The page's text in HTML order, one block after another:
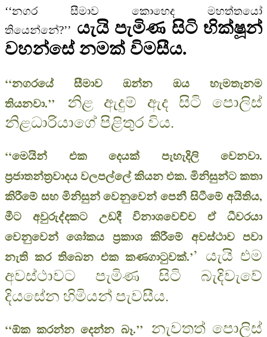
‘‘නගර සීමාව කොහෙද මහත්තයෝ
තියෙන්නේ?’’ යැයි පැමිණ සිටි භික්ෂූන්
වහන්සේ නමක් විමසීය.
‘‘නගරයේ සීමාව ඔන්න ඔය හැමතැනම
තියනවා.’’
නිළ ඇදුම් ඇද සිටි පොලිස්
නිළධාරියාගේ පිළිතුර විය.
‘‘මෙයින් එක දෙයක් පැහැදිලි වෙනවා.
ප‍්‍රජාතන්ත‍්‍රවාදය වලපල්ලේ කියන එක. මිනිසුන්ට කතා
කිරීමේ සහ මිනිසුන් වෙනුවෙන් පෙනී සිටීමේ අයිතිය,
මීට අවුරුද්දකට උඩදී විනාශවෙච්ච ඒ ධීවරයා
වෙනුවෙන් ශෝකය ප‍්‍රකාශ කිරීමේ අවස්ථාව පවා
නැති කර තිබෙන එක කණගාටුවක්.’’ යැයි එම
අවස්ථාවට පැමිණ සිටි බැදිවැවේ
දියසේන හිමියන් පැවසීය.
‘‘ඕක කරන්න දෙන්න බෑ.’’ නැවතත් පොලිස්